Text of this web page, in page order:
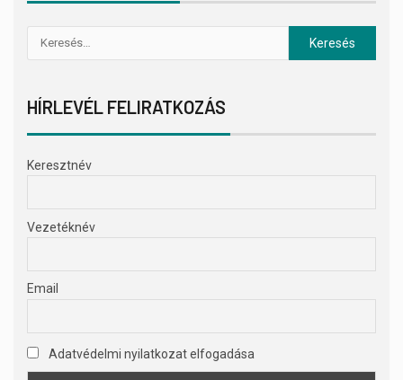
HÍRLEVÉL FELIRATKOZÁS
Keresztnév
Vezetéknév
Email
Adatvédelmi nyilatkozat elfogadása